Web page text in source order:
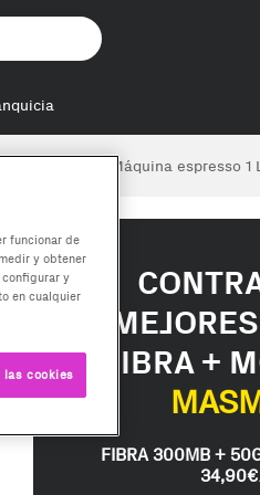
(placement) Máquina espresso
FIBRA +
FIBRA 300MB +
funcionar de
y obtener
y
en cualquier
cookies